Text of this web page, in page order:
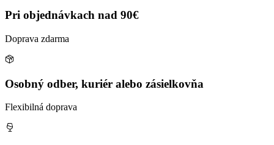
Pri objednávkach nad 90€
Doprava zdarma
Osobný odber, kuriér alebo zásielkovňa
Flexibilná doprava